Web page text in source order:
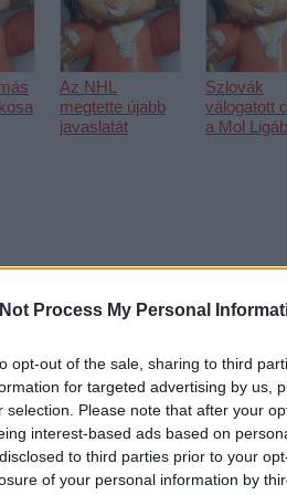
Process My Personal
opt-out of the sale, sharing to third
for targeted advertising by us,
selection. Please note that after your
interest-based ads based on
to third parties prior to your
of your personal information by
Az NHL
megtette újabb
javaslatát
Szlovák
válogatott
a Mol
tartalomnak minősülnek, értük aszolgáltatás technikai
Részletek a
adatvédelmi
(127)